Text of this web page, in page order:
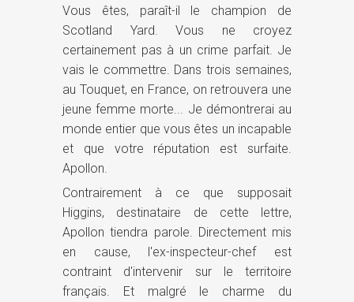
Vous êtes, paraît-il le champion de
Scotland Yard. Vous ne croyez
certainement pas à un crime parfait. Je
vais le commettre. Dans trois semaines,
au Touquet, en France, on retrouvera une
jeune femme morte... Je démontrerai au
monde entier que vous êtes un incapable
et que votre réputation est surfaite.
Apollon.
Contrairement à ce que supposait
Higgins, destinataire de cette lettre,
Apollon tiendra parole. Directement mis
en cause, l'ex-inspecteur-chef est
contraint d'intervenir sur le territoire
français. Et malgré le charme du